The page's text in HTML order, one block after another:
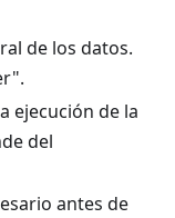
de los datos.
ejecución de la
del
antes de